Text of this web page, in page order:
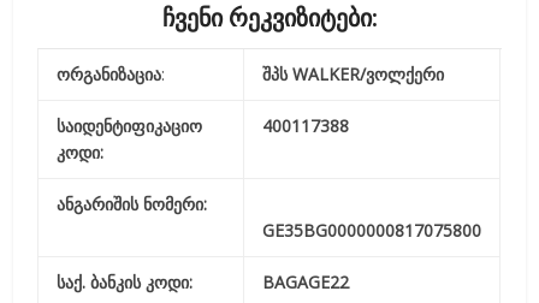
ჩვენი რეკვიზიტები:
ორგანიზაცია: შპს WALKER/ვოლქერი
საიდენტიფიკაციო
კოდი:
400117388
ანგარიშის ნომერი:
GE35BG0000000817075800
საქ. ბანკის კოდი: BAGAGE22